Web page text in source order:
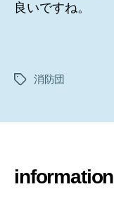
良いですね。
タ
消防団
information